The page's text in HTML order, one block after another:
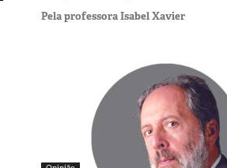
Pela professora Isabel Xavier